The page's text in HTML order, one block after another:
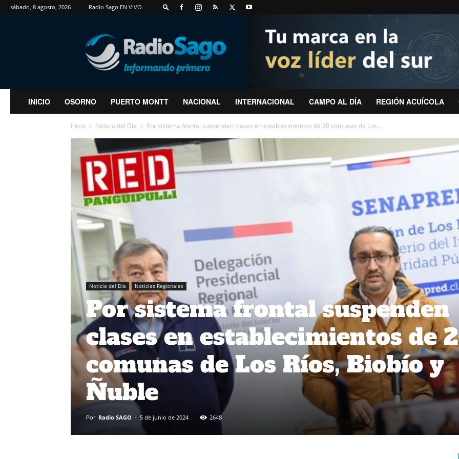
sábado, 8 agosto, 2026 Radio Sago EN VIVO
RadioSago
INICIO OSORNO PUERTO MONTT NACIONAL INTERNACIONAL CAMPO AL DÍA REGIÓN ACUÍCOLA
Inicio Noticia del Día Por sistema frontal suspenden clases en establecimientos de 20 comunas de Los...
Noticia del Día Noticias Regionales
Por sistema frontal suspenden
clases en establecimientos de
comunas de Los Ríos, Biobío y
Ñuble
Por Radio SAGO - 5 de junio de 2024 2648